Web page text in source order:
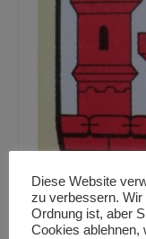
Diese Website
zu verbessern. Wir
Ordnung ist, aber
Cookies ablehnen,